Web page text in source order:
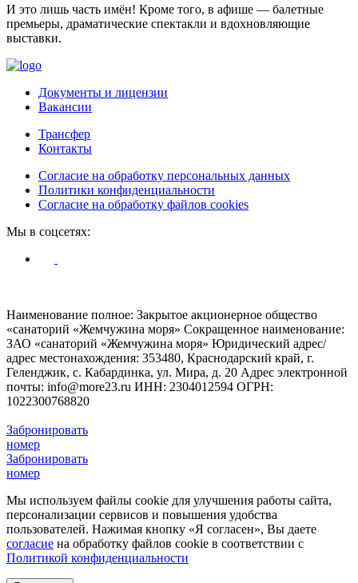
И это лишь часть имён! Кроме того, в афише — балетные
премьеры, драматические спектакли и вдохновляющие
выставки.
Документы и лицензии
Вакансии
Трансфер
Контакты
Согласие на обработку персональных данных
Политики конфиденциальности
Согласие на обработку файлов cookies
Мы в соцсетях:
Наименование полное: Закрытое акционерное общество
«санаторий «Жемчужина моря» Сокращенное наименование:
ЗАО «санаторий «Жемчужина моря» Юридический адрес/
адрес местонахождения: 353480, Краснодарский край, г.
Геленджик, с. Кабардинка, ул. Мира, д. 20 Адрес электронной
почты: info@more23.ru ИНН: 2304012594 ОГРН:
1022300768820
Забронировать
номер
Забронировать
номер
Мы используем файлы cookie для улучшения работы сайта,
персонализации сервисов и повышения удобства
пользователей. Нажимая кнопку «Я согласен», Вы даете
согласие на обработку файлов cookie в соответствии с
Политикой конфиденциальности